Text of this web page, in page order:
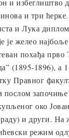
и избеглиштво
и три
и Лука
желео најбоље
похађа
(1895-1896), а
Правног
послом
око
и други. На
режим